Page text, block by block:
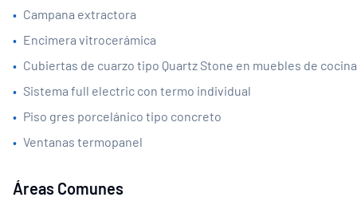
• Campana extractora
• Encimera vitrocerámica
• Cubiertas de cuarzo tipo Quartz Stone en muebles de cocina
• Sistema full electric con termo individual
• Piso gres porcelánico tipo concreto
• Ventanas termopanel
Áreas Comunes